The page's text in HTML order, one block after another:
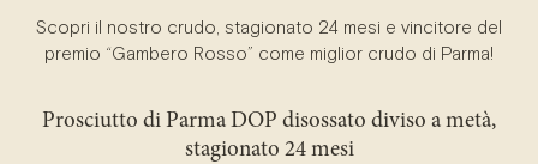
Scopri il nostro crudo, stagionato 24 mesi e vincitore del
premio “Gambero Rosso” come miglior crudo di Parma!
Prosciutto di Parma DOP disossato diviso a metà,
stagionato 24 mesi